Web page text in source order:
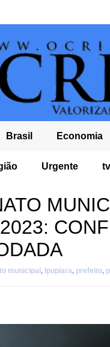
Brasil Economia
Urgente
ENSINO FUNDAMENTAL NO
municipal , Ipupiara, prefeito,